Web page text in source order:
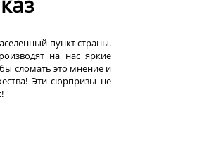
пункт страны.
на нас яркие
сломать это мнение и
Эти сюрпризы не